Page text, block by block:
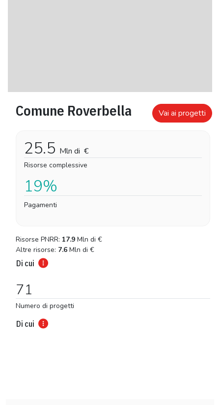
Comune Roverbella Vai ai progetti
25.5 Mln di €
Risorse complessive
19%
Pagamenti
Risorse PNRR: 17.9 Mln di €
Altre risorse: 7.6 Mln di €
Di cui
71
Numero di progetti
Di cui